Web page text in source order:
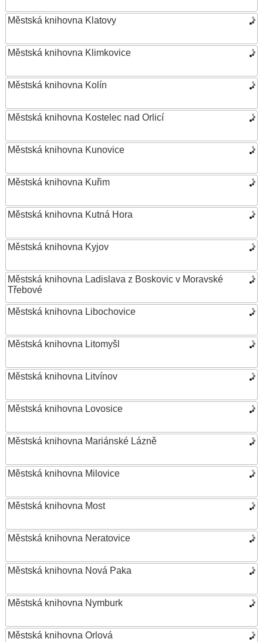
Městská knihovna Klatovy
Městská knihovna Klimkovice
Městská knihovna Kolín
Městská knihovna Kostelec nad Orlicí
Městská knihovna Kunovice
Městská knihovna Kuřim
Městská knihovna Kutná Hora
Městská knihovna Kyjov
Městská knihovna Ladislava z Boskovic v Moravské
Třebové
Městská knihovna Libochovice
Městská knihovna Litomyšl
Městská knihovna Litvínov
Městská knihovna Lovosice
Městská knihovna Mariánské Lázně
Městská knihovna Milovice
Městská knihovna Most
Městská knihovna Neratovice
Městská knihovna Nová Paka
Městská knihovna Nymburk
Městská knihovna Orlová